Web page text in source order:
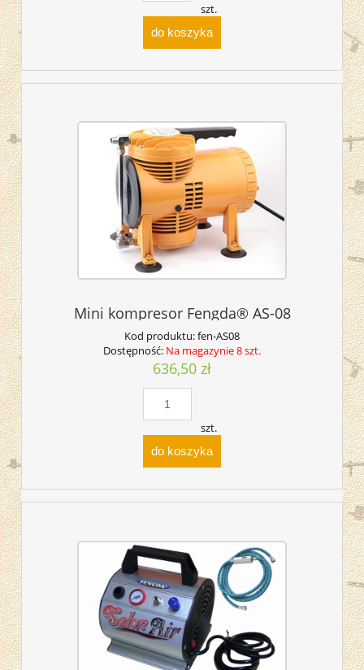
szt.
do koszyka
Mini kompresor Fengda® AS-08
Kod produktu:fen-AS08
Dostępność: Na magazynie 8 szt.
636,50 zł
szt.
do koszyka